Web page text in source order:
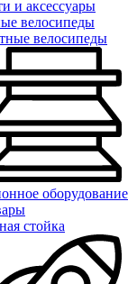
и аксессуары
велосипеды
велосипеды
оборудование
стойка